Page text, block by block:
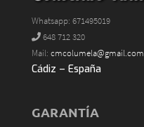
Whatsapp: 671495019
648 712 320
Mail: cmcolumela@gmail.com
Cádiz – España
GARANTÍA